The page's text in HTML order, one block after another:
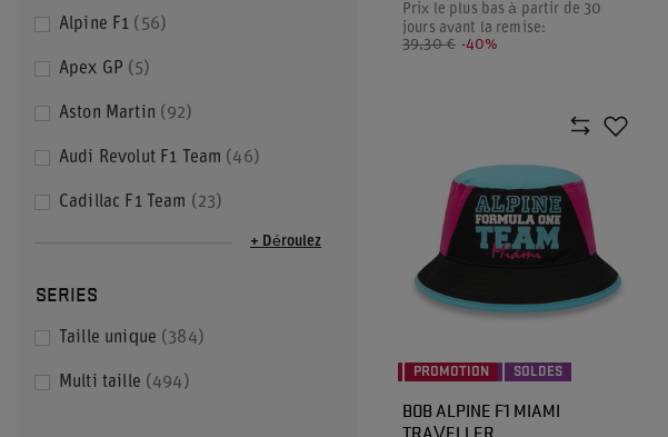
Alpine F1 56
Apex GP 5
Aston Martin 92
Audi Revolut F1 Team 46
Cadillac F1 Team 23
+ Déroulez
SERIES
Taille unique 384
Multi taille 494
Prix le plus bas à partir de 30
jours avant la remise:
39,30 € -40%
PROMOTION SOLDES
BOB ALPINE F1 MIAMI